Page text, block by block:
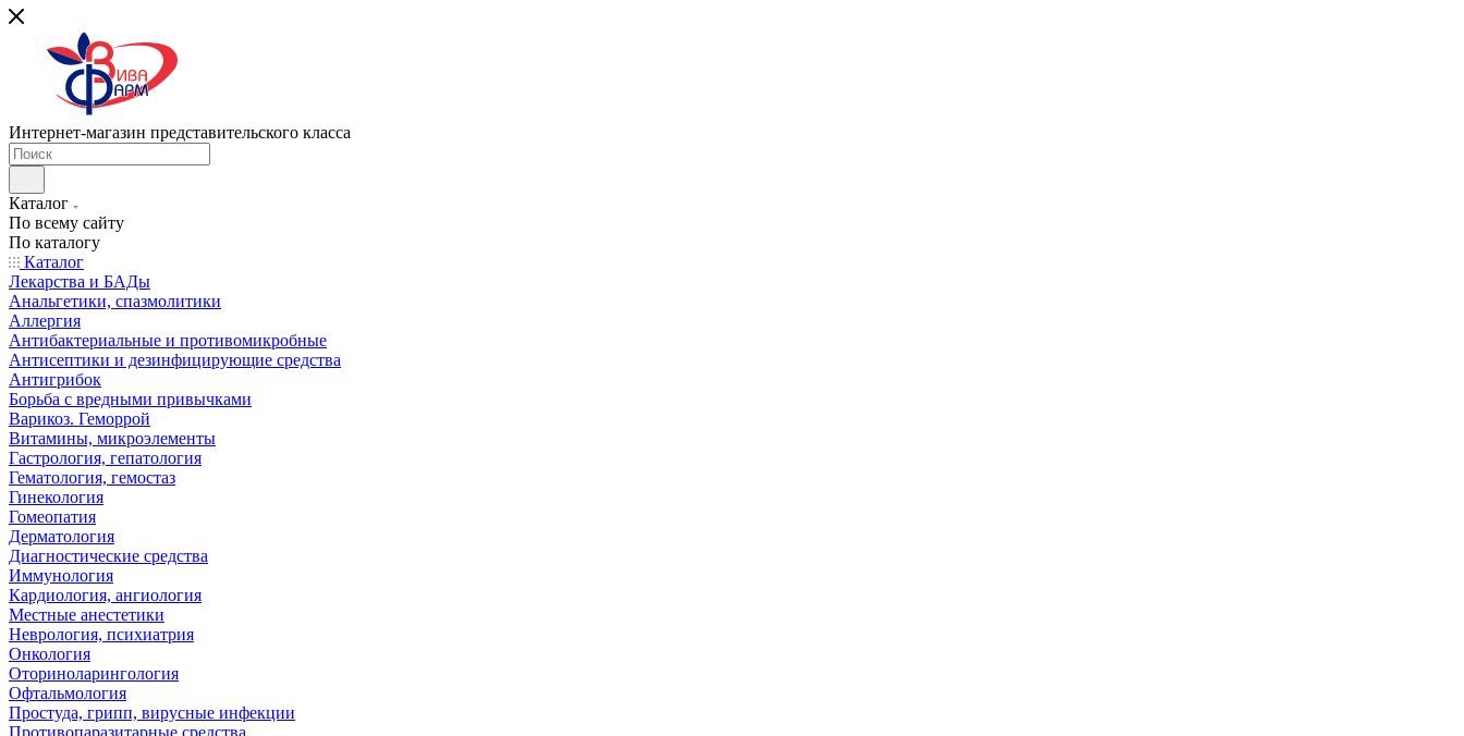
Интернет-магазин представительского класса
Каталог
По всему сайту
По каталогу
Каталог
Лекарства и БАДы
Анальгетики, спазмолитики
Аллергия
Антибактериальные и противомикробные
Антисептики и дезинфицирующие средства
Антигрибок
Борьба с вредными привычками
Варикоз. Геморрой
Витамины, микроэлементы
Гастрология, гепатология
Гематология, гемостаз
Гинекология
Гомеопатия
Дерматология
Диагностические средства
Иммунология
Кардиология, ангиология
Местные анестетики
Неврология, психиатрия
Онкология
Оториноларингология
Офтальмология
Простуда, грипп, вирусные инфекции
Противопаразитарные средства